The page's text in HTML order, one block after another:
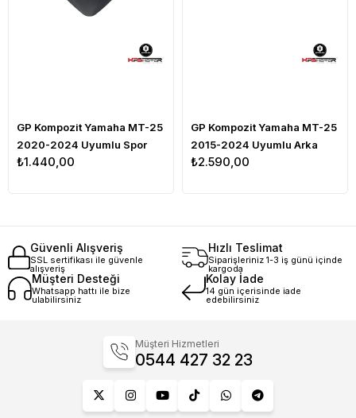
GP Kompozit Yamaha MT-25
2020-2024 Uyumlu Spor
Cam Füme
₺1.440,00
GP Kompozit Yamaha MT-25
2015-2024 Uyumlu Arka
Çamurluk Siyah
₺2.590,00
Güvenli Alışveriş
SSL sertifikası ile güvenle
alışveriş
Hızlı Teslimat
Siparişleriniz 1-3 iş günü içinde
kargoda
Müşteri Desteği
Whatsapp hattı ile bize
ulabilirsiniz
Kolay İade
14 gün içerisinde iade
edebilirsiniz
Müşteri Hizmetleri
0544 427 32 23